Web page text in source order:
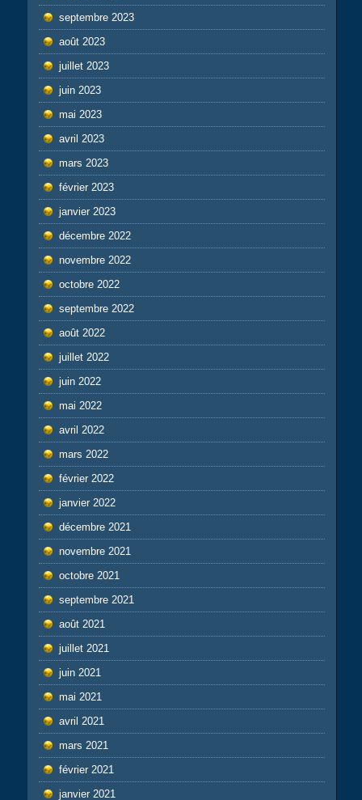
septembre 2023
août 2023
juillet 2023
juin 2023
mai 2023
avril 2023
mars 2023
février 2023
janvier 2023
décembre 2022
novembre 2022
octobre 2022
septembre 2022
août 2022
juillet 2022
juin 2022
mai 2022
avril 2022
mars 2022
février 2022
janvier 2022
décembre 2021
novembre 2021
octobre 2021
septembre 2021
août 2021
juillet 2021
juin 2021
mai 2021
avril 2021
mars 2021
février 2021
janvier 2021